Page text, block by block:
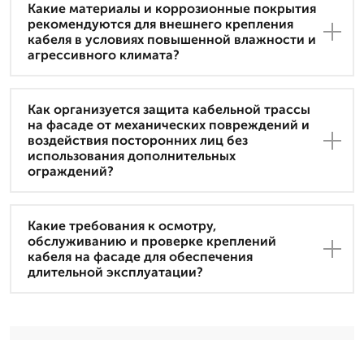
Какие материалы и коррозионные покрытия
рекомендуются для внешнего крепления
кабеля в условиях повышенной влажности и
агрессивного климата?
Как организуется защита кабельной трассы
на фасаде от механических повреждений и
воздействия посторонних лиц без
использования дополнительных
ограждений?
Какие требования к осмотру,
обслуживанию и проверке креплений
кабеля на фасаде для обеспечения
длительной эксплуатации?